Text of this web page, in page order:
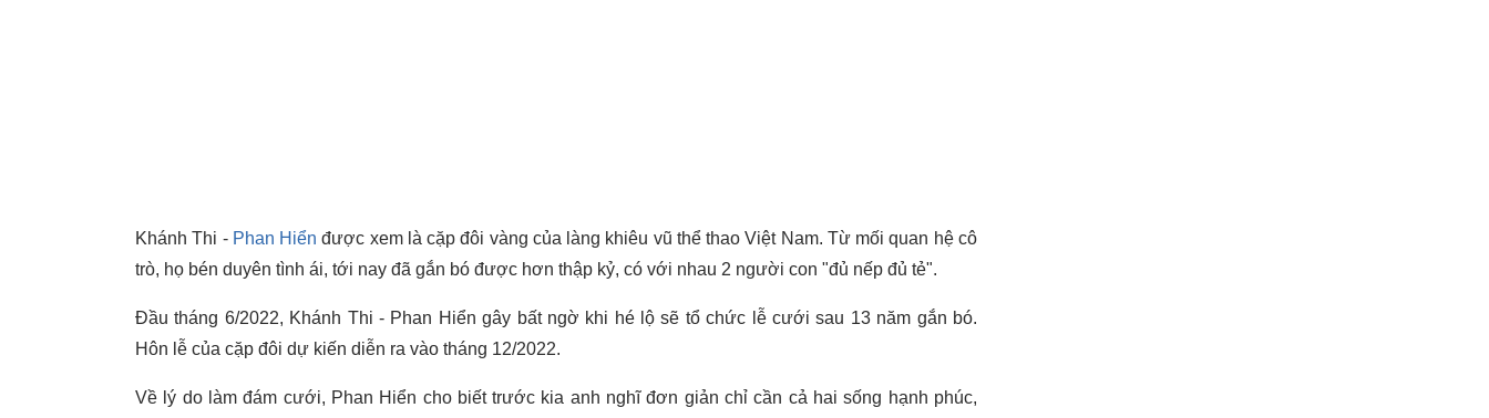
Khánh Thi - Phan Hiển được xem là cặp đôi vàng của làng khiêu vũ thể thao Việt Nam. Từ mối quan hệ cô
trò, họ bén duyên tình ái, tới nay đã gắn bó được hơn thập kỷ, có với nhau 2 người con "đủ nếp đủ tẻ".
Đầu tháng 6/2022, Khánh Thi - Phan Hiển gây bất ngờ khi hé lộ sẽ tổ chức lễ cưới sau 13 năm gắn bó.
Hôn lễ của cặp đôi dự kiến diễn ra vào tháng 12/2022.
Về lý do làm đám cưới, Phan Hiển cho biết trước kia anh nghĩ đơn giản chỉ cần cả hai sống hạnh phúc,